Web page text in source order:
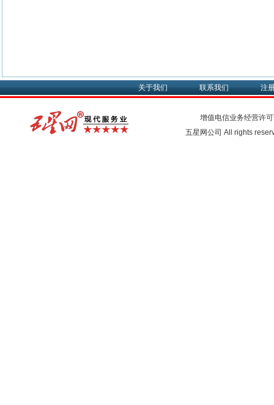
关于我们 联系我们 注
增值电信业务经营许
五星网公司 All rights